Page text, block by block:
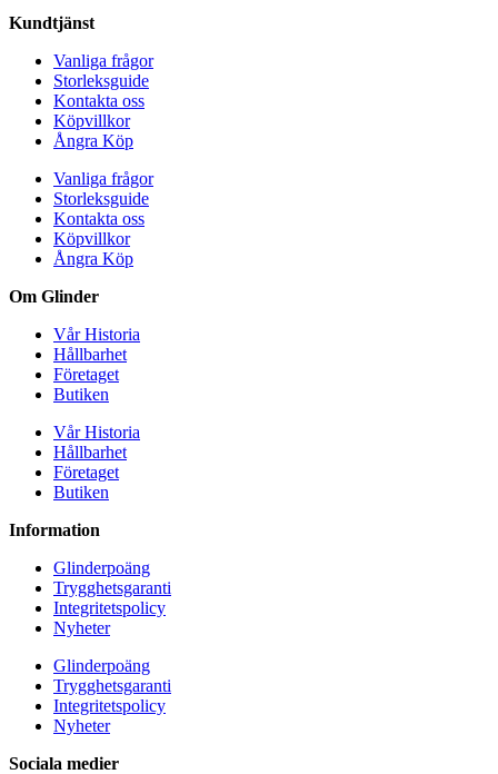
Kundtjänst
Vanliga frågor
Storleksguide
Kontakta oss
Köpvillkor
Ångra Köp
Vanliga frågor
Storleksguide
Kontakta oss
Köpvillkor
Ångra Köp
Om Glinder
Vår Historia
Hållbarhet
Företaget
Butiken
Vår Historia
Hållbarhet
Företaget
Butiken
Information
Glinderpoäng
Trygghetsgaranti
Integritetspolicy
Nyheter
Glinderpoäng
Trygghetsgaranti
Integritetspolicy
Nyheter
Sociala medier